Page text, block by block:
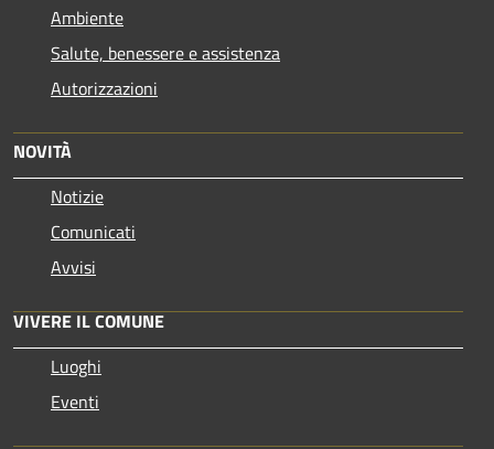
Ambiente
Salute, benessere e assistenza
Autorizzazioni
NOVITÀ
Notizie
Comunicati
Avvisi
VIVERE IL COMUNE
Luoghi
Eventi